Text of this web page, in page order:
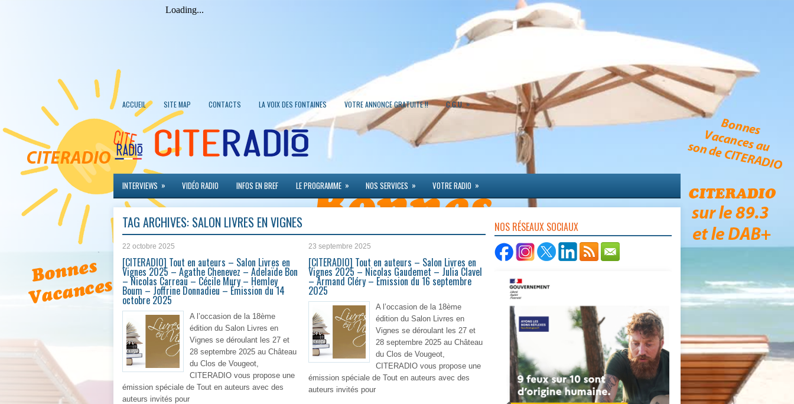
ACCUEIL SITE MAP CONTACTS LA VOIX DES FONTAINES VOTRE ANNONCE GRATUITE !! C.G.U. »
INTERVIEWS » VIDÉO RADIO INFOS EN BREF LE PROGRAMME » NOS SERVICES » VOTRE RADIO »
TAG ARCHIVES: SALON LIVRES EN VIGNES
22 octobre 2025
[CITERADIO] Tout en auteurs – Salon Livres en
Vignes 2025 – Agathe Chenevez – Adelaïde Bon
– Nicolas Carreau – Cécile Mury – Hemley
Boum – Joffrine Donnadieu – Émission du 14
octobre 2025
A l’occasion de la 18ème
édition du Salon Livres en
Vignes se déroulant les 27 et
28 septembre 2025 au Château
du Clos de Vougeot,
CITERADIO vous propose une
émission spéciale de Tout en auteurs avec des
auteurs invités pour
23 septembre 2025
[CITERADIO] Tout en auteurs – Salon Livres en
Vignes 2025 – Nicolas Gaudemet – Julia Clavel
– Armand Cléry – Emission du 16 septembre
2025
A l’occasion de la 18ème
édition du Salon Livres en
Vignes se déroulant les 27 et
28 septembre 2025 au Château
du Clos de Vougeot,
CITERADIO vous propose une
émission spéciale de Tout en auteurs avec des
auteurs invités pour
NOS RÉSEAUX SOCIAUX